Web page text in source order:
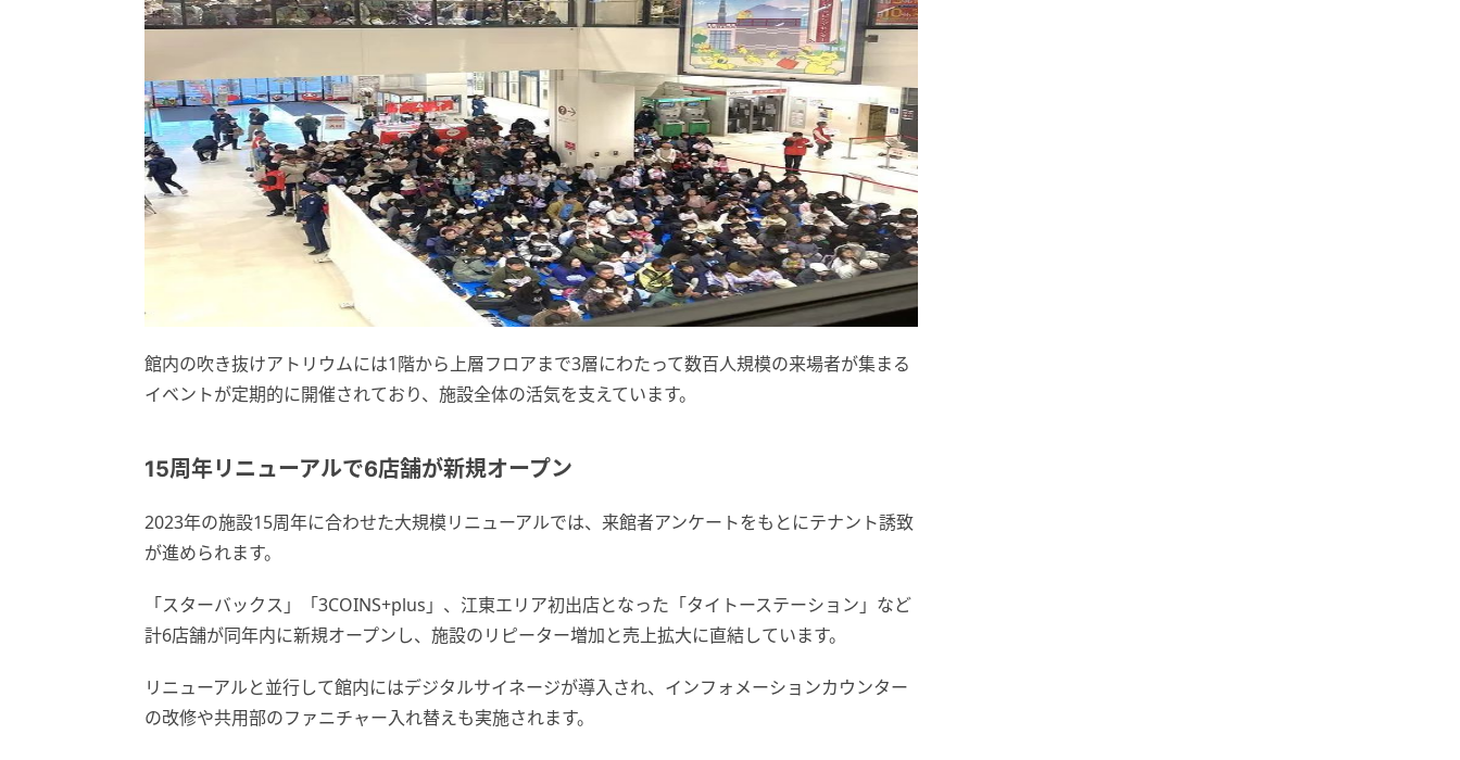
館内の吹き抜けアトリウムには1階から上層フロアまで3層にわたって数百人規模の来場者が集まる
イベントが定期的に開催されており、施設全体の活気を支えています。
15周年リニューアルで6店舗が新規オープン
2023年の施設15周年に合わせた大規模リニューアルでは、来館者アンケートをもとにテナント誘致
が進められます。
「スターバックス」「3COINS+plus」、江東エリア初出店となった「タイトーステーション」など
計6店舗が同年内に新規オープンし、施設のリピーター増加と売上拡大に直結しています。
リニューアルと並行して館内にはデジタルサイネージが導入され、インフォメーションカウンター
の改修や共用部のファニチャー入れ替えも実施されます。